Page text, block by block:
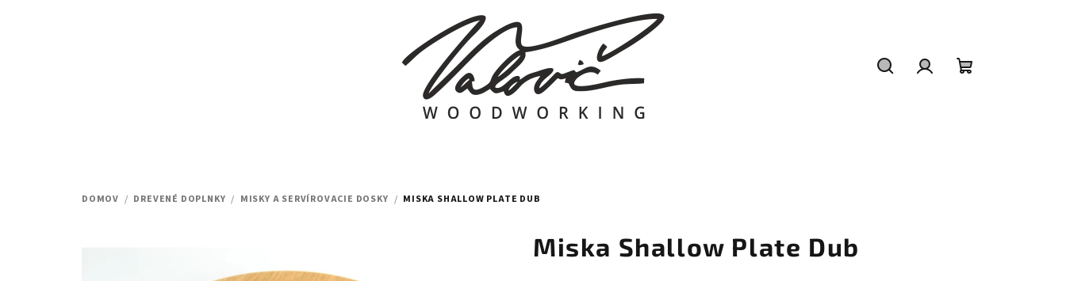
DOMOV / DREVENÉ DOPLNKY / MISKY A SERVÍROVACIE DOSKY / MISKA SHALLOW PLATE DUB
Miska Shallow Plate Dub